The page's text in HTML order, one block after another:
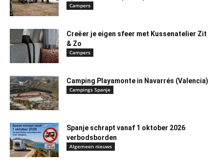
Campers
Creëer je eigen sfeer met Kussenatelier Zit
& Zo
Campers
Camping Playamonte in Navarrés (Valencia)
Campings Spanje
Spanje schrapt vanaf 1 oktober 2026
verbodsborden
Algemeen nieuws